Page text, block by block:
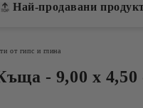
Най-продавани
от гипс и глина
- 9,00 х 4,50